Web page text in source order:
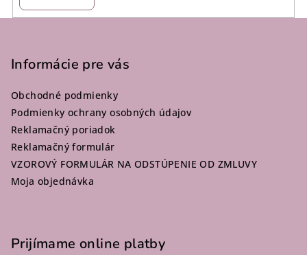
Informácie pre vás
Obchodné podmienky
Podmienky ochrany osobných údajov
Reklamačný poriadok
Reklamačný formulár
VZOROVÝ FORMULÁR NA ODSTÚPENIE OD ZMLUVY
Moja objednávka
Prijímame online platby